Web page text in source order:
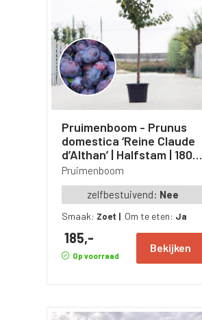
Pruimenboom - Prunus
domestica ‘Reine Claude
d’Althan’ | Halfstam | 180 –
230 cm
Pruimenboom
zelfbestuivend: Nee
Smaak: Zoet | Om te eten: Ja
185,-
Op voorraad
Bekijken